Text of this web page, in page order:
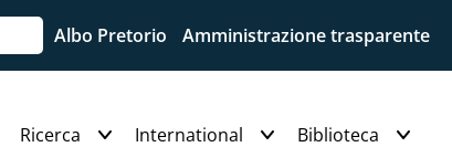
Albo Pretorio Amministrazione trasparente
Ricerca International Biblioteca